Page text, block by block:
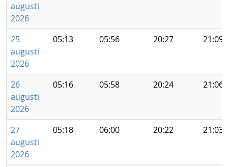
augusti
2026
25
augusti
2026
05:13 05:56 20:27 21:09
26
augusti
2026
05:16 05:58 20:24 21:06
27
augusti
2026
05:18 06:00 20:22 21:03